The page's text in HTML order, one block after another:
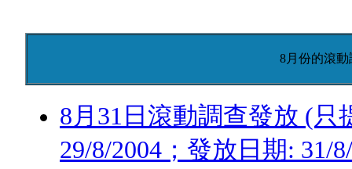
8月份的滾
8月31日滾動調查發放 (只
29/8/2004；發放日期: 31/